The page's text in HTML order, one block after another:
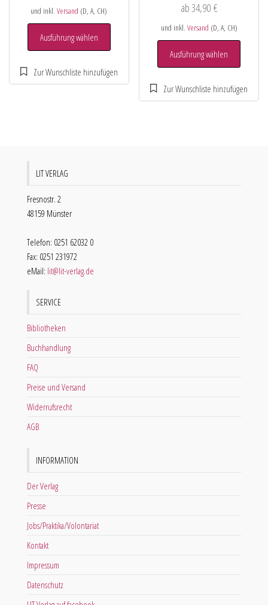
und inkl.Versand (D, A, CH)
Ausführung wählen
ab34,90 €
und inkl. Versand (D, A, CH)
Ausführung wählen
LIT VERLAG
Fresnostr. 2
48159 Münster
Telefon: 0251 62032 0
Fax: 0251 231972
eMail: lit@lit-verlag.de
SERVICE
Bibliotheken
Buchhandlung
FAQ
Preise und Versand
Widerrufsrecht
AGB
INFORMATION
Der Verlag
Presse
Jobs/Praktika/Volontariat
Kontakt
Impressum
Datenschutz